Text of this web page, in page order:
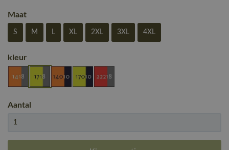
Maat
S M L XL 2XL 3XL 4XL
kleur
Aantal